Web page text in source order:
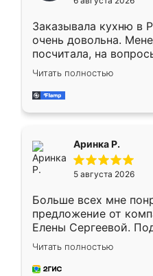
мебели буду
Заказывала кухню в
очень довольна.
посчитала, на
Замерщик приехал в
делу со всей
за день, ребята
Читать полностью
Аринка Р.
5 августа 2026
Больше всех мне
предложение от
Елены Сергеевой.
короткие сроки
для замера
предложил по моему
Читать полностью